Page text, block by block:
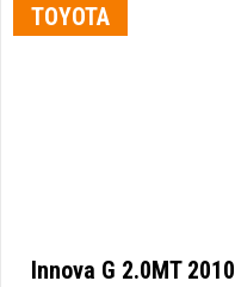
TOYOTA
Innova G 2.0MT 2010